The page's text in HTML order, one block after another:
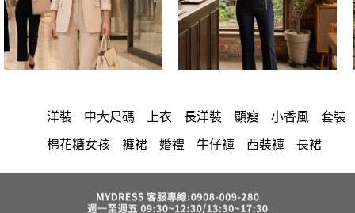
洋裝 中大尺碼 上衣 長洋裝 顯瘦 小香風 套裝
棉花糖女孩 褲裙 婚禮 牛仔褲 西裝褲 長裙
雪紡 V領 裙子 襯衫 正韓 洋裝 短洋裝 褲
上身 氣質 連身褲 裙 保暖